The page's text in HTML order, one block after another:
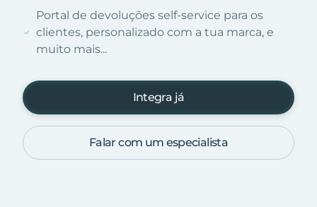
Portal de devoluções self-service para os
clientes, personalizado com a tua marca, e
muito mais...
Integra já
Falar com um especialista